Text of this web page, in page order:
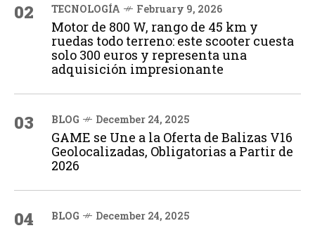
02 TECNOLOGÍA February 9, 2026
Motor de 800 W, rango de 45 km y
ruedas todo terreno: este scooter cuesta
solo 300 euros y representa una
adquisición impresionante
03 BLOG December 24, 2025
GAME se Une a la Oferta de Balizas V16
Geolocalizadas, Obligatorias a Partir de
2026
04 BLOG December 24, 2025